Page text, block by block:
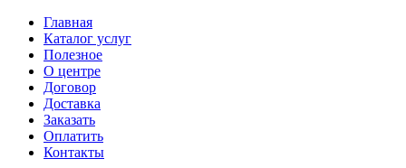
Главная
Каталог услуг
Полезное
О центре
Договор
Доставка
Заказать
Оплатить
Контакты